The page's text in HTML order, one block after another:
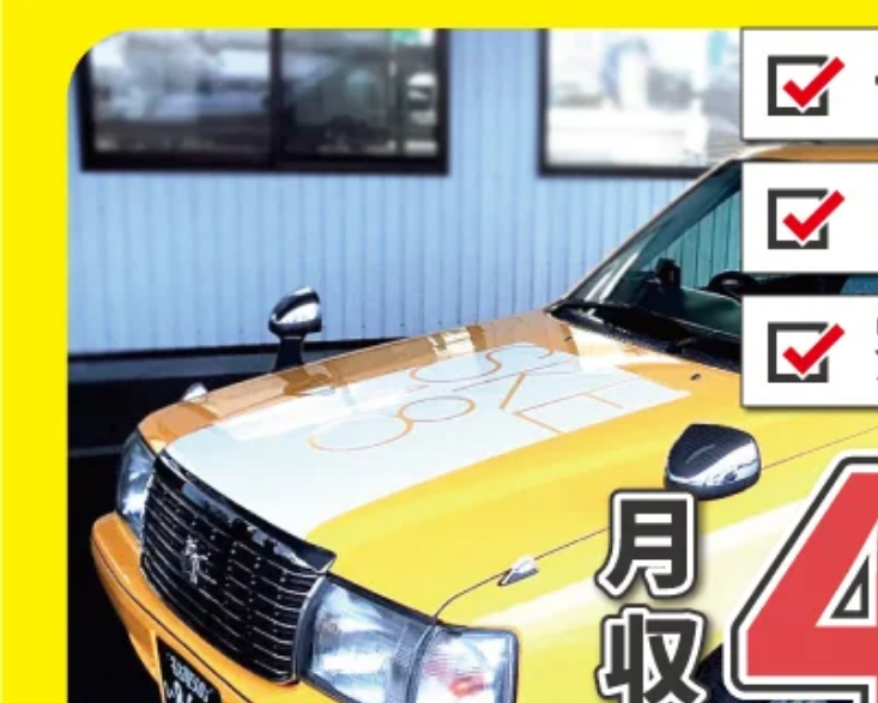
こだわり条件を追加する この条件で更に絞り込む
ドライバー
(22,208件）
職種から求人を探す
トラック運転手・タクシー運転手など
フォークリフト・倉庫
倉庫内作業員、フォークリフト運転手など